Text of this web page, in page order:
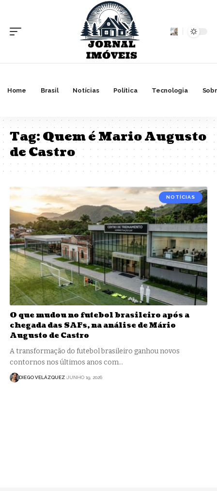
Home Brasil Notícias Política Tecnologia
Tag:Quem é Mario Augusto
de Castro
NOTÍCIAS
O que mudou no futebol brasileiro após a
chegada das SAFs, na análise de Mário
Augusto de Castro
A transformação do futebol brasileiro ganhou novos
contornos nos últimos anos com…
DIEGO VELÁZQUEZ JUNHO 19, 2026